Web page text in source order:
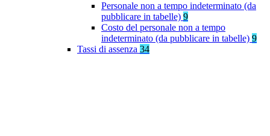
Personale non a tempo indeterminato (da
pubblicare in tabelle) 9
Costo del personale non a tempo
indeterminato (da pubblicare in tabelle) 9
Tassi di assenza 34